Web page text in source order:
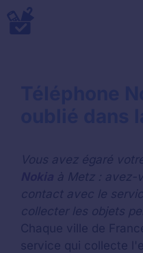
Aller
au
Vous avez égaré
à Metz : avez-
contact avec le
collecter les objets
Chaque ville de
service qui collecte